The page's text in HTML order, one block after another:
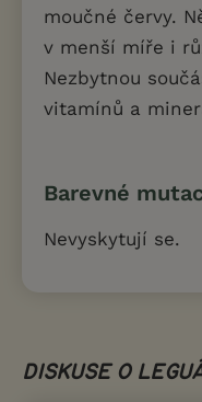
moučné červy.
v menší míře i
Nezbytnou
vitamínů a
Barevné
Nevyskytují se.
DISKUSE O